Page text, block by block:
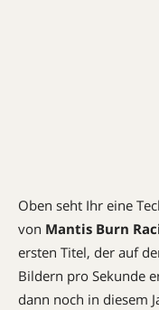
Oben seht Ihr eine
von Mantis Burn
ersten Titel, der auf
Bildern pro Sekunde
dann noch in diesem